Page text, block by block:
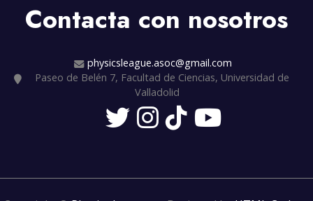
Contacta con nosotros
physicsleague.asoc@gmail.com
Paseo de Belén 7, Facultad de Ciencias, Universidad de
Valladolid